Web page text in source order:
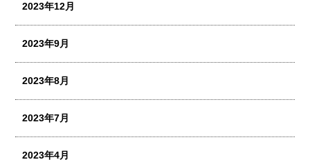
2023年12月
2023年9月
2023年8月
2023年7月
2023年4月